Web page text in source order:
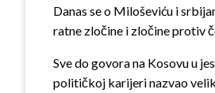
Danas se o Miloševiću i
ratne zločine i zločine protiv
Sve do govora na Kosovu u
političkoj karijeri nazvao